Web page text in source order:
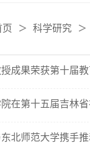
页 ＞ 科学研究 ＞
成果荣获第十届
在第十五届吉林
北师范大学携手